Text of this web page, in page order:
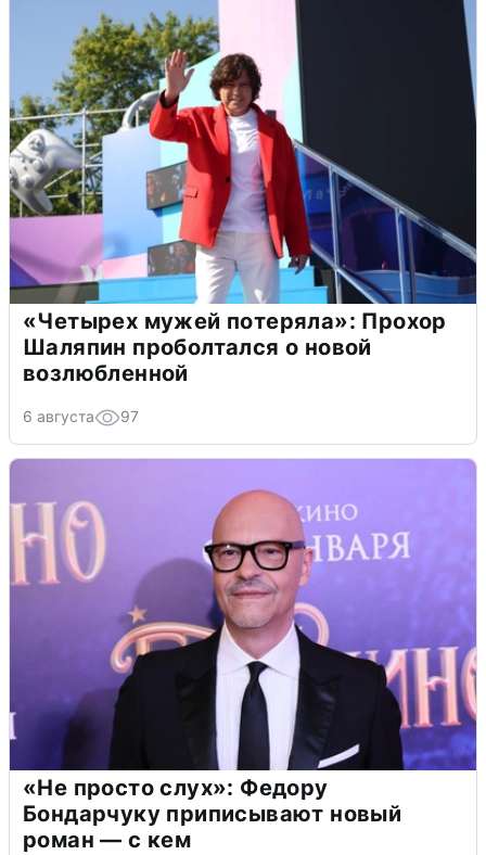
«Четырех мужей потеряла»: Прохор
Шаляпин проболтался о новой
возлюбленной
6 августа 97
«Не просто слух»: Федору
Бондарчуку приписывают новый
роман — с кем